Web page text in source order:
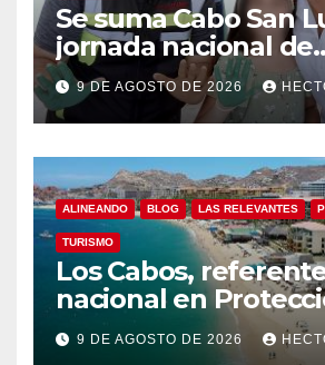
Se suma Cabo San
jornada nacional de
reforestación
9 DE AGOSTO DE 2026
ALINEANDO BLOG LAS RELEVANTES
TURISMO
Los Cabos,
nacional en
9 DE AGOSTO DE 2026